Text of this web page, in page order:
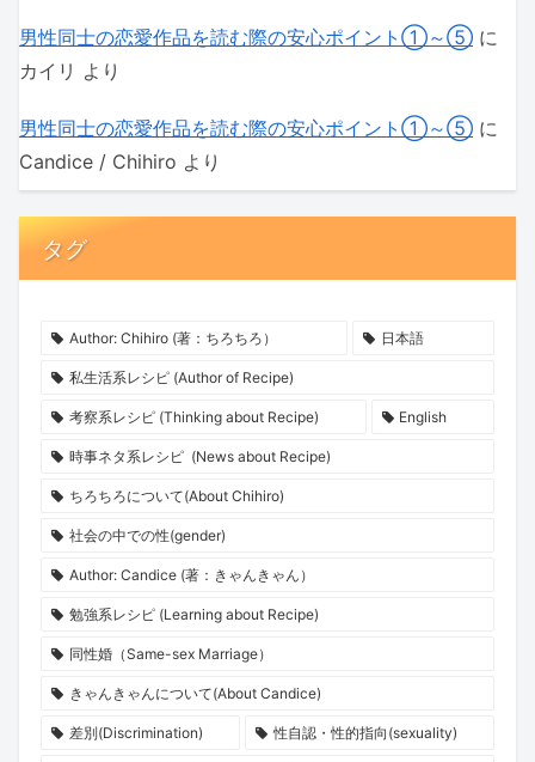
男性同士の恋愛作品を読む際の安心ポイント①～⑤ に
カイリ より
男性同士の恋愛作品を読む際の安心ポイント①～⑤ に
Candice / Chihiro より
タグ
Author: Chihiro (著：ちろちろ） 日本語
私生活系レシピ (Author of Recipe)
考察系レシピ (Thinking about Recipe) English
時事ネタ系レシピ (News about Recipe)
ちろちろについて(About Chihiro)
社会の中での性(gender)
Author: Candice (著：きゃんきゃん）
勉強系レシピ (Learning about Recipe)
同性婚（Same-sex Marriage）
きゃんきゃんについて(About Candice)
差別(Discrimination) 性自認・性的指向(sexuality)